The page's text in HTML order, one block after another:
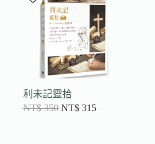
利未記靈拾
NT$350 NT$ 315